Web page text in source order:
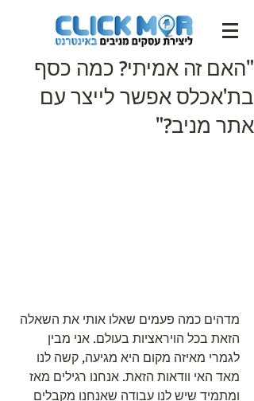
"האם זה אמיתי? כמה כסף
בת'אכלס אפשר לייצר עם
אתר מניב?"
מדהים כמה פעמים שאלו אותי את השאלה
הזאת בכל הויראציות בעולם. אני מבין
לגמרי מאיזה מקום היא מגיעה, קשה לנו
מאד האי וודאות הזאת. אנחנו רגילים מאז
ומתמיד שיש לנו עבודה שאנחנו מקבלים